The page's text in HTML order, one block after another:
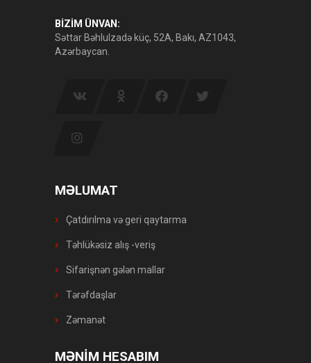
BİZİM ÜNVAN:
Səttar Bəhlulzadə küç, 52A, Bakı, AZ1043,
Azərbaycan.
MƏLUMAT
Çatdırılma və geri qaytarma
Təhlükəsiz alış -veriş
Sifarişnən gələn mallar
Tərəfdaşlar
Zəmanət
MƏNİM HESABIM